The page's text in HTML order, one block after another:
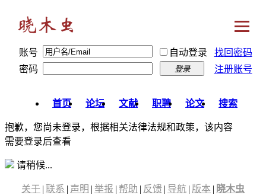
账号 自动登录
找回密码
密码
登录 注册账号
首页 论坛 文献 职聘 论文 搜索
抱歉，您尚未登录，根据相关法律法规和政策，该内容
需要登录后查看
请稍候...
关于 | 联系 | 声明 | 举报 | 帮助 | 反馈 | 导航 | 版本 | 晓木虫